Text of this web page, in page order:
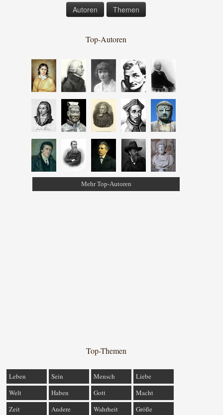
Autoren Themen
Top-Autoren
Mehr Top-Autoren
Top-Themen
Leben Sein Mensch
Liebe
Welt
Haben Gott
Macht
Zeit
Andere Wahrheit Größe